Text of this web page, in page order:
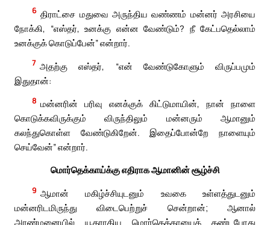
6 திராட்சை மதுவை அருந்திய வண்ணம் மன்னர் அரசியை
நோக்கி, “எஸ்தர், உனக்கு என்ன வேண்டும்? நீ கேட்பதெல்லாம்
உனக்குக் கொடுப்பேன்” என்றார்.
7 அதற்கு எஸ்தர், “என் வேண்டுகோளும் விருப்பமும்
இதுதான்:
8 மன்னரின் பரிவு எனக்குக் கிட்டுமாயின், நான் நாளை
கொடுக்கவிருக்கும் விருந்திலும் மன்னரும் ஆமானும்
கலந்துகொள்ள வேண்டுகிறேன். இதைப்போன்றே நாளையும்
செய்வேன்” என்றார்.
மொர்தெக்காய்க்கு எதிராக ஆமானின் சூழ்ச்சி
9 ஆமான் மகிழ்ச்சியுடனும் உவகை உள்ளத்துடனும்
மன்னரிடமிருந்து விடைபெற்றுச் சென்றான்; ஆனால்
அரண்மனையில் யூதராகிய மொர்தெக்காயைக் கண்டபோது